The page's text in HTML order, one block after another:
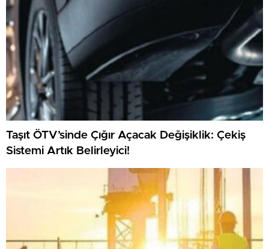
Taşıt ÖTV’sinde Çığır Açacak Değişiklik: Çekiş
Sistemi Artık Belirleyici!